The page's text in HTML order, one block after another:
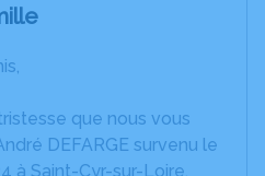
que nous vous
DEFARGE survenu le
à Saint-Cyr-sur-Loire.